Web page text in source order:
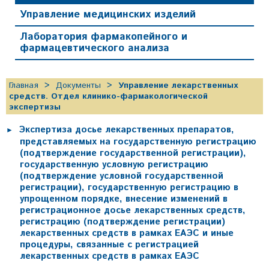
Управление медицинских изделий
Лаборатория фармакопейного и
фармацевтического анализа
Главная Документы
Управление лекарственных
средств. Отдел клинико-фармакологической
экспертизы
Экспертиза досье лекарственных препаратов,
представляемых на государственную регистрацию
(подтверждение государственной регистрации),
государственную условную регистрацию
(подтверждение условной государственной
регистрации), государственную регистрацию в
упрощенном порядке, внесение изменений в
регистрационное досье лекарственных средств,
регистрацию (подтверждение регистрации)
лекарственных средств в рамках ЕАЭС и иные
процедуры, связанные с регистрацией
лекарственных средств в рамках ЕАЭС